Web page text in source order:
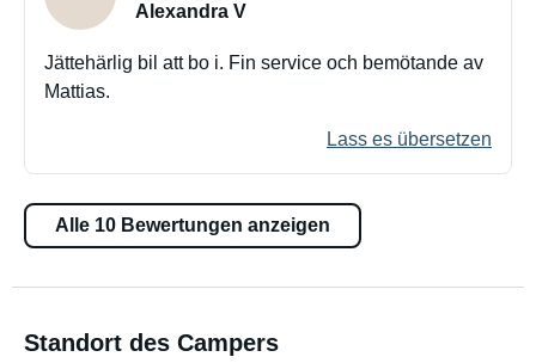
Alexandra V
Jättehärlig bil att bo i. Fin service och bemötande av
Mattias.
Lass es übersetzen
Alle 10 Bewertungen anzeigen
Standort des Campers